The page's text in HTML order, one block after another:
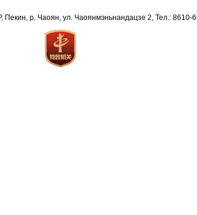
Пекин, р. Чаоян, ул. Чаоянмэньнандацзе 2, Тел.: 8610-